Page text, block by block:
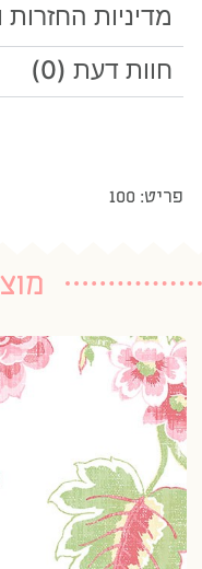
מדיניות החזרות
חוות דעת (0)
פריט: 100